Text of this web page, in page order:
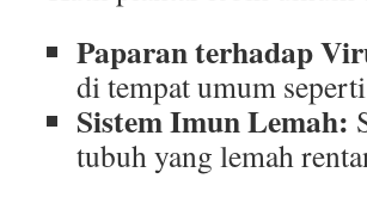
Paparan terhadap
di tempat umum
Sistem Imun Lemah:
tubuh yang lemah